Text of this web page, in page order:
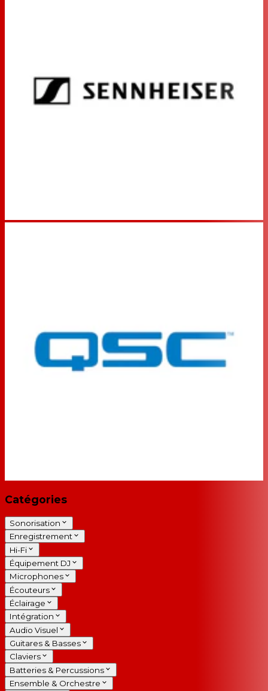
Catégories
Sonorisation
Enregistrement
Hi-Fi
Équipement DJ
Microphones
Écouteurs
Éclairage
Intégration
Audio Visuel
Guitares & Basses
Claviers
Batteries & Percussions
Ensemble & Orchestre